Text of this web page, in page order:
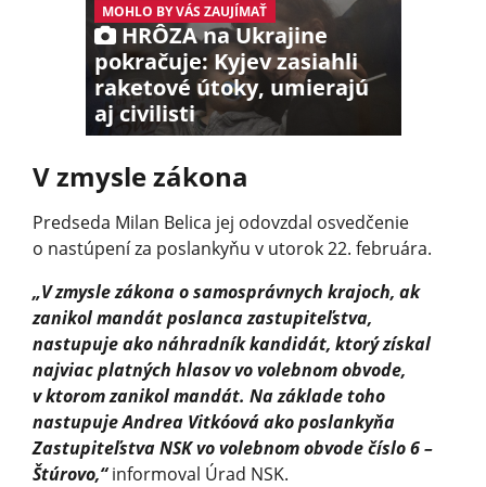
MOHLO BY VÁS ZAUJÍMAŤ
HRÔZA na Ukrajine
pokračuje: Kyjev zasiahli
raketové útoky, umierajú
aj civilisti
V zmysle zákona
Predseda Milan Belica jej odovzdal osvedčenie
o nastúpení za poslankyňu v utorok 22. februára.
„V zmysle zákona o samosprávnych krajoch, ak
zanikol mandát poslanca zastupiteľstva,
nastupuje ako náhradník kandidát, ktorý získal
najviac platných hlasov vo volebnom obvode,
v ktorom zanikol mandát. Na základe toho
nastupuje Andrea Vitkóová ako poslankyňa
Zastupiteľstva NSK vo volebnom obvode číslo 6 –
Štúrovo,“informoval Úrad NSK.